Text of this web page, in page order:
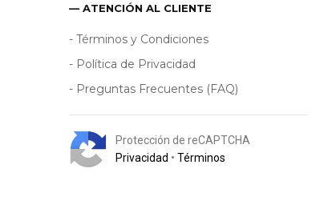
— ATENCIÓN AL CLIENTE
- Términos y Condiciones
- Política de Privacidad
- Preguntas Frecuentes (FAQ)
Protección de reCAPTCHA
Privacidad • Términos